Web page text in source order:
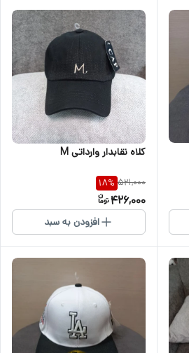
کلاه نقابدار وارداتی M
521,000
18%
426,000
افزودن به سبد